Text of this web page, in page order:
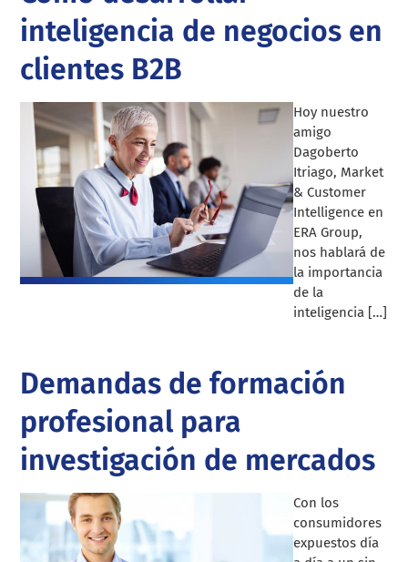
inteligencia de negocios en
clientes B2B
Hoy nuestro
amigo
Dagoberto
Itriago, Market
& Customer
Intelligence en
ERA Group,
nos hablará de
la importancia
de la
inteligencia […]
Demandas de formación
profesional para
investigación de mercados
Con los
consumidores
expuestos día